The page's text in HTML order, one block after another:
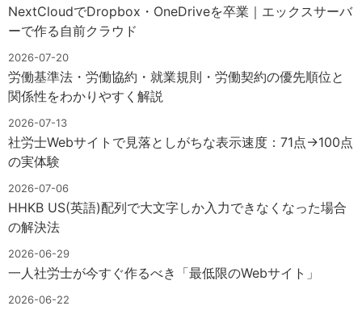
NextCloudでDropbox・OneDriveを卒業｜エックスサーバ
ーで作る自前クラウド
2026-07-20
労働基準法・労働協約・就業規則・労働契約の優先順位と
関係性をわかりやすく解説
2026-07-13
社労士Webサイトで見落としがちな表示速度：71点→100点
の実体験
2026-07-06
HHKB US(英語)配列で大文字しか入力できなくなった場合
の解決法
2026-06-29
一人社労士が今すぐ作るべき「最低限のWebサイト」
2026-06-22